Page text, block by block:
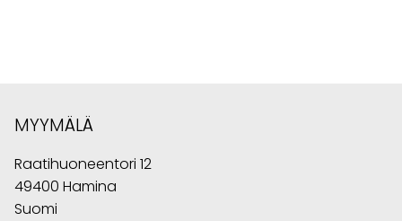
MYYMÄLÄ
Raatihuoneentori 12
49400 Hamina
Suomi